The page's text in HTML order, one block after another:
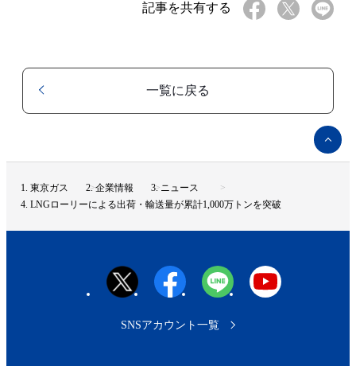
記事を共有する
一覧に戻る
ペ
ー
ジ
へ
東京ガス 企業情報
ニュース
LNGローリーによる出荷・輸送量が累計1,000万トンを突破
SNSアカウント一覧